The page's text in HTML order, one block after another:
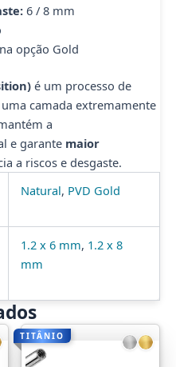
6 / 8 mm
opção Gold
é um processo de
camada extremamente
a
e garante maior
a riscos e desgaste.
Natural, PVD Gold
1.2 x 6 mm, 1.2 x 8
mm
TITÂNIO